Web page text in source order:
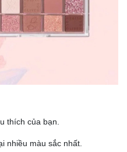
thích của bạn.
nhiều màu sắc nhất.